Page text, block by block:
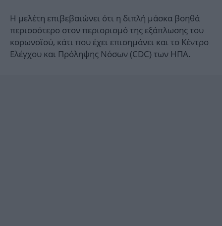
Η μελέτη επιβεβαιώνει ότι η διπλή μάσκα βοηθά
περισσότερο στον περιορισμό της εξάπλωσης του
κορωνοϊού, κάτι που έχει επισημάνει και το Κέντρο
Ελέγχου και Πρόληψης Νόσων (CDC) των ΗΠΑ.